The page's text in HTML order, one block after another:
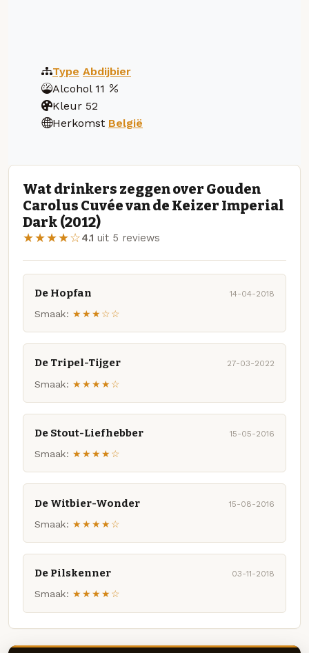
Type Abdijbier
Alcohol 11
Kleur 52
Herkomst België
Wat drinkers zeggen over Gouden
Carolus Cuvée van de Keizer Imperial
Dark (2012)
★★★★☆4.1 uit 5 reviews
De Hopfan 14-04-2018
Smaak: ★★★☆☆
De Tripel-Tijger 27-03-2022
Smaak: ★★★★☆
De Stout-Liefhebber 15-05-2016
Smaak: ★★★★☆
De Witbier-Wonder 15-08-2016
Smaak: ★★★★☆
De Pilskenner 03-11-2018
Smaak: ★★★★☆